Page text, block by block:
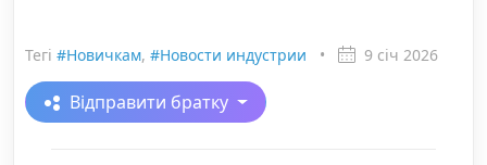
Тегі #Новичкам, #Новости индустрии • 9 січ 2026
Відправити братку